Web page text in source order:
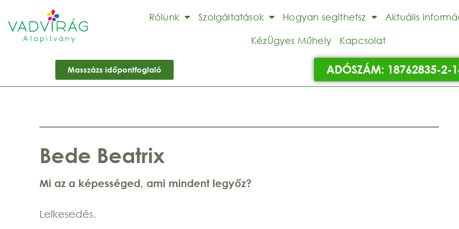
Rólunk Szolgáltatások Hogyan segíthetsz Aktuális
KézÜgyes Műhely Kapcsolat
Masszázs időpontfoglaló ADÓSZÁM: 18762835-2-
Bede Beatrix
Mi az a képességed, ami mindent legyőz?
Lelkesedés.